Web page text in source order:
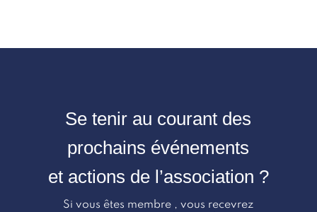
Se tenir au courant des
prochains événements
et actions de l’association ?
Si vous êtes membre , vous recevrez